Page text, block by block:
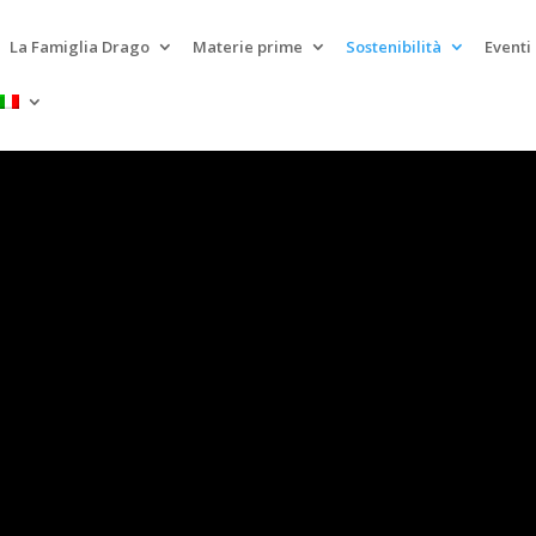
La Famiglia Drago Materie prime Sostenibilità Eventi